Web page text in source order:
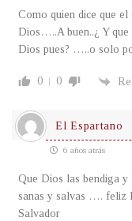
Como quien dice que
Dios…..A buen..¿ Y que
Dios pues? …..o solo
0 0
El Espartano
6 años atrás
Que Dios las bendiga y
sanas y salvas …. feliz
Salvador